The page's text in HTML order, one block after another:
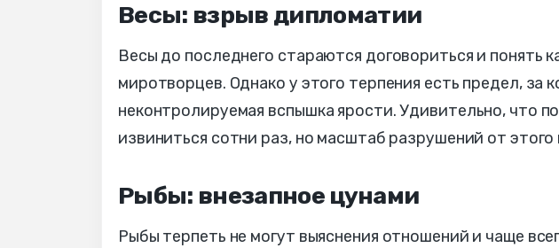
Весы: взрыв дипломатии
Весы до последнего стараются договориться и понять
миротворцев. Однако у этого терпения есть предел, за
неконтролируемая вспышка ярости. Удивительно, что
извиниться сотни раз, но масштаб разрушений от
Рыбы: внезапное цунами
Рыбы терпеть не могут выяснения отношений и чаще